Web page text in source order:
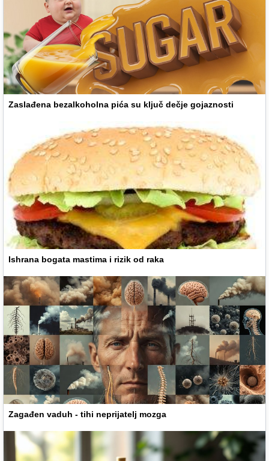
Zaslađena bezalkoholna pića su ključ dečje gojaznosti
Ishrana bogata mastima i rizik od raka
Zagađen vaduh - tihi neprijatelj mozga